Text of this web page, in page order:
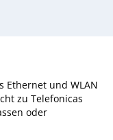
Ethernet und WLAN
zu Telefonicas
oder